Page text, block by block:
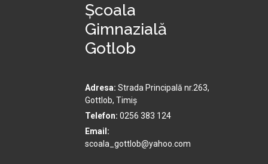
Școala
Gimnazială
Gotlob
Adresa: Strada Principală nr.263,
Gottlob, Timiș
Telefon: 0256 383 124
Email:
scoala_gottlob@yahoo.com